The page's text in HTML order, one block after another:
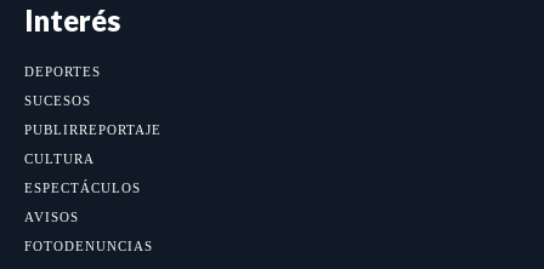
Interés
DEPORTES
SUCESOS
PUBLIRREPORTAJE
CULTURA
ESPECTÁCULOS
AVISOS
FOTODENUNCIAS